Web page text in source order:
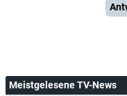
Meistgelesene TV-News